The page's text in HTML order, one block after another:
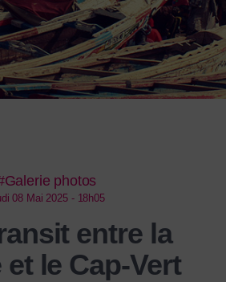
photos
08 Mai 2025 - 18h05
entre la
et le Cap-Vert